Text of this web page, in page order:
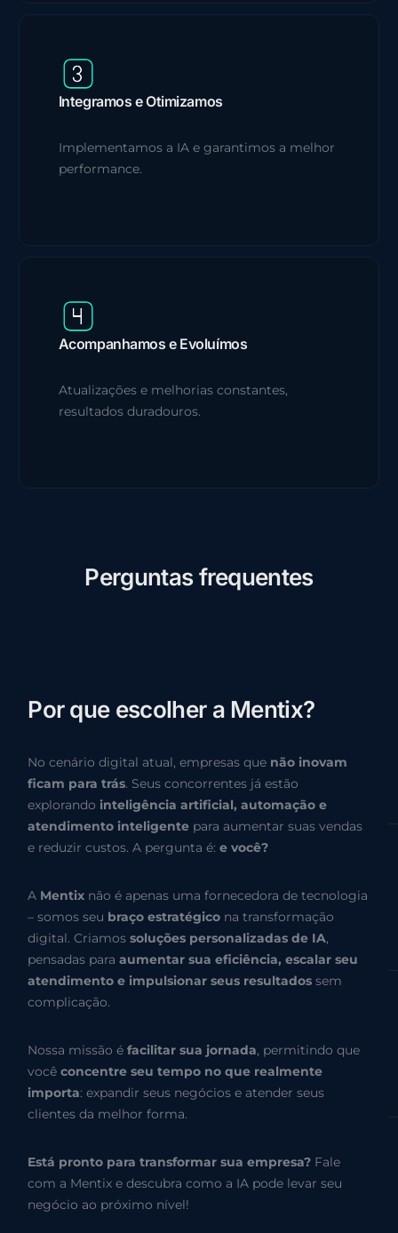
Integramos e Otimizamos
Implementamos a IA e garantimos a melhor
performance.
Acompanhamos e Evoluímos
Atualizações e melhorias constantes,
resultados duradouros.
Perguntas frequentes
Por que escolher a Mentix?
No cenário digital atual, empresas que não inovam
ficam para trás. Seus concorrentes já estão
explorando inteligência artificial, automação e
atendimento inteligente para aumentar suas vendas
e reduzir custos. A pergunta é:e você?
A Mentix não é apenas uma fornecedora de tecnologia
– somos seu braço estratégico na transformação
digital. Criamossoluções personalizadas de IA,
pensadas paraaumentar sua eficiência, escalar seu
atendimento e impulsionar seus resultados sem
complicação.
Nossa missão éfacilitar sua jornada, permitindo que
vocêconcentre seu tempo no que realmente
importa: expandir seus negócios e atender seus
clientes da melhor forma.
Está pronto para transformar sua empresa? Fale
com a Mentix e descubra como a IA pode levar seu
negócio ao próximo nível!